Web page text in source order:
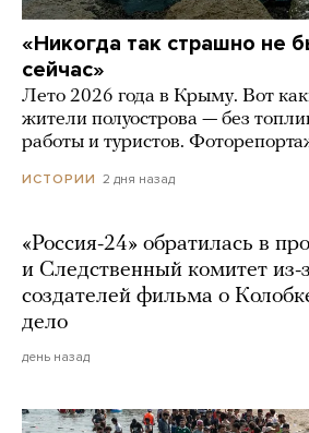
«Никогда так страшно не
сейчас»
Лето 2026 года в Крыму. Вот
жители полуострова — без
работы и туристов.
ИСТОРИИ 2 дня назад
«Россия-24» обратилась в
и Следственный комитет из-
создателей фильма о
дело
день назад